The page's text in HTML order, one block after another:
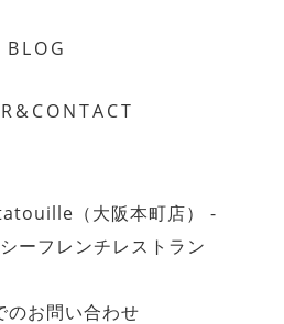
BLOG
（大阪本町店） -
ーフレンチレストラン
のお問い合わせ